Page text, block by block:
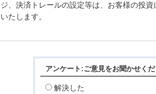
ジ、決済トレールの設定等は、お客様の投
いたします。
アンケート:ご意見をお聞かせく
解決した